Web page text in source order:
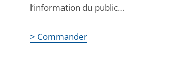
l’information du public…
> Commander